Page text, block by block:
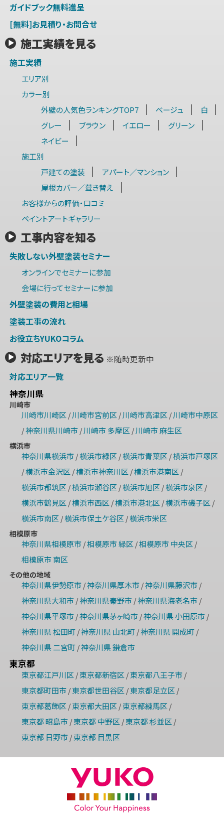
ガイドブック無料進呈
[無料]お見積り・お問合せ
施工実績を見る
施工実績
エリア別
カラー別
外壁の人気色ランキングTOP7
ベージュ
白
グレー
ブラウン イエロー
グリーン
ネイビー
施工別
戸建ての塗装
アパート／マンション
屋根カバー／葺き替え
お客様からの評価・口コミ
ペイントアートギャラリー
工事内容を知る
失敗しない外壁塗装セミナー
オンラインでセミナーに参加
会場に行ってセミナーに参加
外壁塗装の費用と相場
塗装工事の流れ
お役立ちYUKOコラム
対応エリアを見る ※随時更新中
対応エリア一覧
神奈川県
川崎市
川崎市川崎区 / 川崎市宮前区 / 川崎市高津区 / 川崎市中原区
/神奈川県川崎市/ 川崎市 多摩区 / 川崎市 麻生区
横浜市
神奈川県横浜市/横浜市緑区 /横浜市青葉区 /横浜市戸塚区
/横浜市金沢区 /横浜市神奈川区 /横浜市港南区 /
横浜市都筑区 /横浜市瀬谷区 /横浜市旭区 /横浜市泉区 /
横浜市鶴見区 /横浜市西区 /横浜市港北区 /横浜市磯子区 /
横浜市南区 /横浜市保土ケ谷区 /横浜市栄区
相模原市
神奈川県相模原市/相模原市 緑区 /相模原市 中央区 /
相模原市 南区
その他の地域
神奈川県伊勢原市/神奈川県厚木市/神奈川県藤沢市/
神奈川県大和市/神奈川県秦野市/神奈川県海老名市/
神奈川県平塚市/神奈川県茅ヶ崎市/神奈川県 小田原市/
神奈川県 松田町/神奈川県 山北町/神奈川県 開成町/
神奈川県 二宮町/神奈川県 鎌倉市
東京都
東京都江戸川区 / 東京都新宿区 / 東京都八王子市/
東京都町田市/ 東京都世田谷区 / 東京都足立区 /
東京都葛飾区 / 東京都大田区 / 東京都練馬区 /
東京都 昭島市/ 東京都 中野区 / 東京都 杉並区 /
東京都 日野市/ 東京都 目黒区